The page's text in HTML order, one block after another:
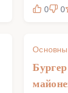
0
0